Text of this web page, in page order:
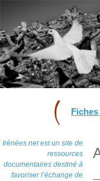
Irénées.net est un site de
ressources
documentaires destiné à
favoriser l’échange de